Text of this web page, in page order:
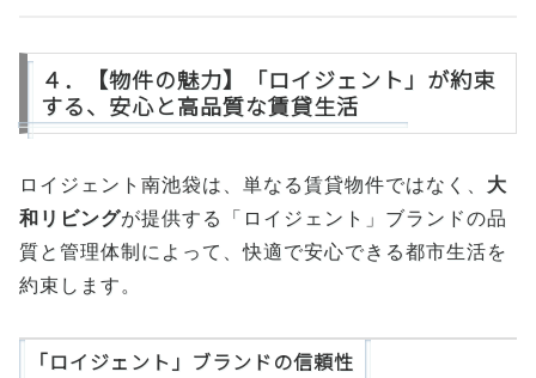
４．【物件の魅力】「ロイジェント」が約束
する、安心と高品質な賃貸生活
ロイジェント南池袋は、単なる賃貸物件ではなく、 大
和リビングが提供する「ロイジェント」ブランドの品
質と管理体制によって、快適で安心できる都市生活を
約束します。
「ロイジェント」ブランドの信頼性